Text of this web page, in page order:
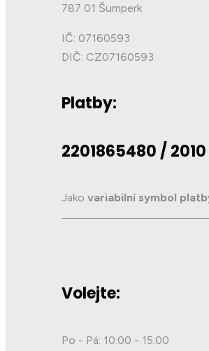
787 01 Šumperk
IČ: 07160593
DIČ: CZ07160593
Platby:
2201865480 / 2010
Jako variabilní symbol
Volejte:
Po - Pá: 10:00 - 15:00